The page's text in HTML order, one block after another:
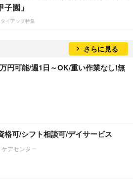
子園」
イアップ特集
さらに見る
円可能/週1日～OK/重い作業なし!無
格可/シフト相談可/デイサービス
アセンター